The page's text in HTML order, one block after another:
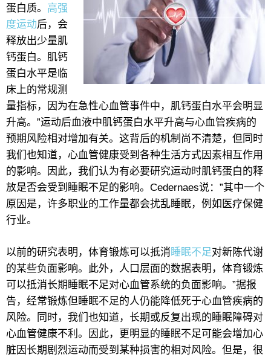
蛋白质。 高强
度运动后，会
释放出少量肌
钙蛋白。肌钙
蛋白水平是临
床上的常规测
量指标，因为在急性心血管事件中，肌钙蛋白水平会明显
升高。”运动后血液中肌钙蛋白水平升高与心血管疾病的
预期风险相对增加有关。这背后的机制尚不清楚，但同时
我们也知道，心血管健康受到各种生活方式因素相互作用
的影响。因此，我们认为有必要研究运动时肌钙蛋白的释
放是否会受到睡眠不足的影响。Cedernaes说：”其中一个
原因是，许多职业的工作量都会扰乱睡眠，例如医疗保健
行业。
以前的研究表明，体育锻炼可以抵消睡眠不足对新陈代谢
的某些负面影响。此外，人口层面的数据表明，体育锻炼
可以抵消长期睡眠不足对心血管系统的负面影响。”据报
告，经常锻炼但睡眠不足的人仍能降低死于心血管疾病的
风险。同时，我们也知道，长期或反复出现的睡眠障碍对
心血管健康不利。因此，更明显的睡眠不足可能会增加心
脏因长期剧烈运动而受到某种损害的相对风险。但是，很